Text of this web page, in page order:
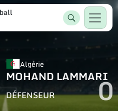
Algérie
MOHAND LAMMARI
DÉFENSEUR 0